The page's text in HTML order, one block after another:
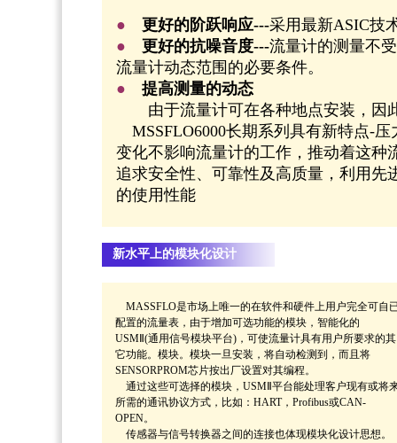
● 更好的阶跃响应---采用最新ASIC技
●
更好的抗噪音度---流量计的测量不
流量计动态范围的必要条件。
●
提高测量的动态
由于流量计可在各种地点安装，因
MSSFLO6000长期系列具有新特点-
变化不影响流量计的工作，推动着这种
追求安全性、可靠性及高质量，利用先
的使用性能
新水平上的模块化设计
MASSFLO是市场上唯一的在软件和硬件上用户完全可自
配置的流量表，由于增加可选功能的模块，智能化的
USMⅡ(通用信号模块平台)，可使流量计具有用户所要求的其
它功能。模块。模块一旦安装，将自动检测到，而且将
SENSORPROM芯片按出厂设置对其编程。
通过这些可选择的模块，USMⅡ平台能处理客户现有或将
所需的通讯协议方式，比如：HART，Profibus或CAN-
OPEN。
传感器与信号转换器之间的连接也体现模块化设计思想。